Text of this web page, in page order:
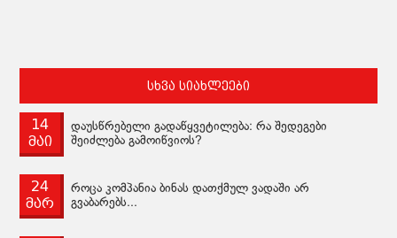
სხვა სიახლეები
14
მაი
დაუსწრებელი გადაწყვეტილება: რა შედეგები
შეიძლება გამოიწვიოს?
24
მარ
როცა კომპანია ბინას დათქმულ ვადაში არ
გვაბარებს...